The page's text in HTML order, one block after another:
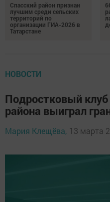
Спасский район признан
лучшим среди сельских
территорий по
организации ГИА-2026 в
Татарстане
НОВОСТИ
Подростковый клуб
района выиграл
Мария Клещёва, 13 марта